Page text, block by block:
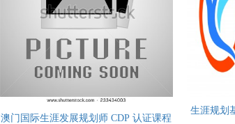
澳门国际生涯发展规划师 CDP 认证课程
生涯规划